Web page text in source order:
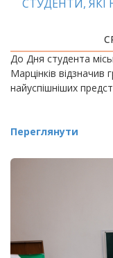
СТУДЕНТИ,
До Дня студента
Марцінків
найуспішніших
Переглянути